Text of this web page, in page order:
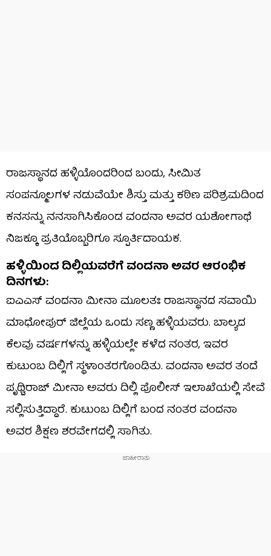
ರಾಜಸ್ಥಾನದ ಹಳ್ಳಿಯೊಂದರಿಂದ ಬಂದು, ಸೀಮಿತ
ಸಂಪನ್ಮೂಲಗಳ ನಡುವೆಯೇ ಶಿಸ್ತು ಮತ್ತು ಕಠಿಣ ಪರಿಶ್ರಮದಿಂದ
ಕನಸನ್ನು ನನಸಾಗಿಸಿಕೊಂಡ ವಂದನಾ ಅವರ ಯಶೋಗಾಥೆ
ನಿಜಕ್ಕೂ ಪ್ರತಿಯೊಬ್ಬರಿಗೂ ಸ್ಪೂರ್ತಿದಾಯಕ.
ಹಳ್ಳಿಯಿಂದ ದಿಲ್ಲಿಯವರೆಗೆ ವಂದನಾ ಅವರ ಆರಂಭಿಕ
ದಿನಗಳು:
ಐಎಎಸ್ ವಂದನಾ ಮೀನಾ ಮೂಲತಃ ರಾಜಸ್ಥಾನದ ಸವಾಯಿ
ಮಾಧೋಪುರ್ ಜಿಲ್ಲೆಯ ಒಂದು ಸಣ್ಣ ಹಳ್ಳಿಯವರು. ಬಾಲ್ಯದ
ಕೆಲವು ವರ್ಷಗಳನ್ನು ಹಳ್ಳಿಯಲ್ಲೇ ಕಳೆದ ನಂತರ, ಇವರ
ಕುಟುಂಬ ದಿಲ್ಲಿಗೆ ಸ್ಥಳಾಂತರಗೊಂಡಿತು. ವಂದನಾ ಅವರ ತಂದೆ
ಪೃಥ್ವಿರಾಜ್ ಮೀನಾ ಅವರು ದಿಲ್ಲಿ ಪೊಲೀಸ್ ಇಲಾಖೆಯಲ್ಲಿ ಸೇವೆ
ಸಲ್ಲಿಸುತ್ತಿದ್ದಾರೆ. ಕುಟುಂಬ ದಿಲ್ಲಿಗೆ ಬಂದ ನಂತರ ವಂದನಾ
ಅವರ ಶಿಕ್ಷಣ ಶರವೇಗದಲ್ಲಿ ಸಾಗಿತು.